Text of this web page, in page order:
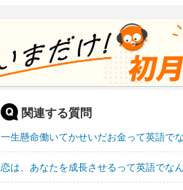
関連する質問
一生懸命働いてかせいだお金って英語で
恋は、あなたを成長させるって英語でな